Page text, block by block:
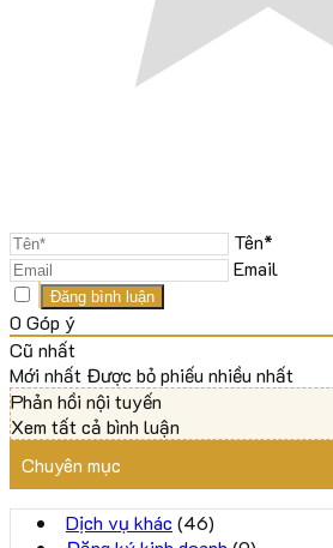
Tên*
Email
0 Góp ý
Cũ nhất
Mới nhấtĐược bỏ phiếu nhiều nhất
Phản hồi nội tuyến
Xem tất cả bình luận
Chuyên mục
Dịch vụ khác (46)